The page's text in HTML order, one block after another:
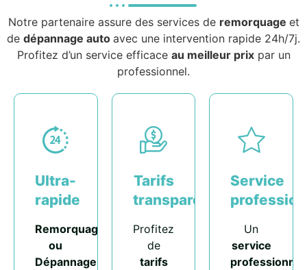
Notre partenaire assure des services de remorquage et
de dépannage auto avec une intervention rapide 24h/7j.
Profitez d’un service efficace au meilleur prixpar un
professionnel.
Ultra-
rapide
Remorquage
ou
Dépannage
Tarifs
transparents
Profitez
de
tarifs
Service
Un
service
professionnel